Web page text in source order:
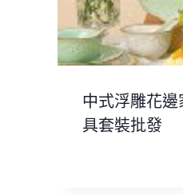
中式浮雕花
具套裝批發